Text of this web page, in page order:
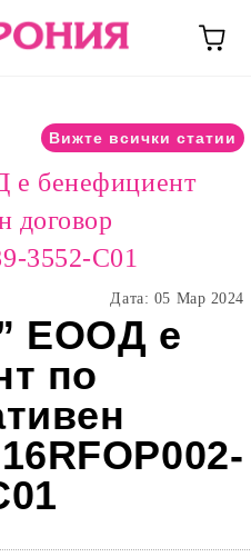
Вижте всички статии
бенефициент
договор
3552-C01
Дата: 05 Мар 2024
ЕООД е
по